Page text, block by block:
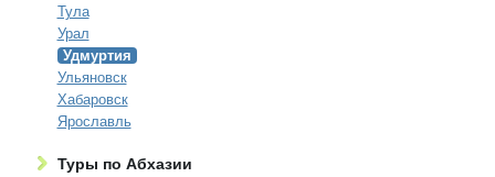
Тула
Урал
Удмуртия
Ульяновск
Хабаровск
Ярославль
Туры по Абхазии